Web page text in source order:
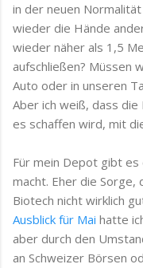
in der neuen
wieder die Hände
wieder näher als 1,5
aufschließen? Müssen
Auto oder in unseren
Aber ich weiß, dass die
es schaffen wird, mit
Für mein Depot gibt
macht. Eher die Sorge,
Biotech nicht wirklich
Ausblick für Mai hatte
aber durch den
an Schweizer Börsen